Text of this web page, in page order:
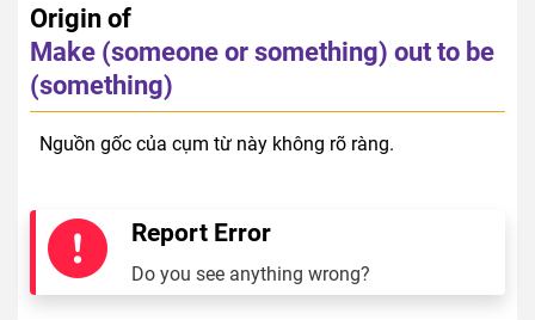
Origin of
Make (someone or something) out to be
(something)
Nguồn gốc của cụm từ này không rõ ràng.
Report Error
Do you see anything wrong?